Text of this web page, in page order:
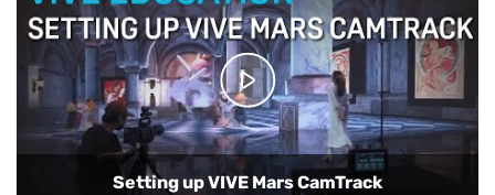
Setting up VIVE Mars CamTrack